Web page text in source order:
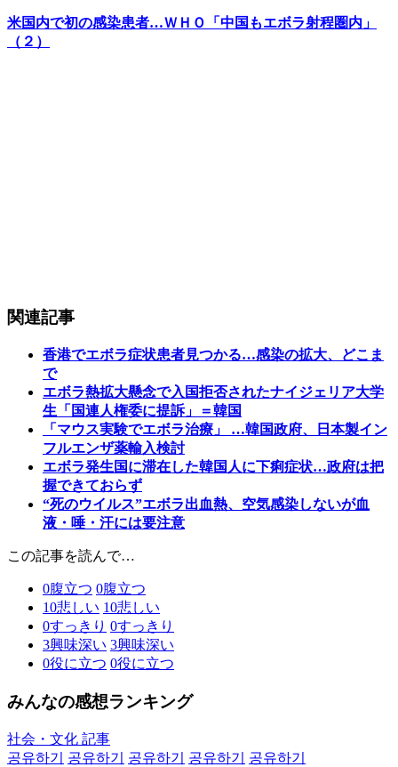
米国内で初の感染患者…ＷＨＯ「中国もエボラ射程圏内」
（２）
関連記事
香港でエボラ症状患者見つかる…感染の拡大、どこま
で
エボラ熱拡大懸念で入国拒否されたナイジェリア大学
生「国連人権委に提訴」＝韓国
「マウス実験でエボラ治療」 …韓国政府、日本製イン
フルエンザ薬輸入検討
エボラ発生国に滞在した韓国人に下痢症状…政府は把
握できておらず
“死のウイルス”エボラ出血熱、空気感染しないが血
液・唾・汗には要注意
この記事を読んで…
0腹立つ 0腹立つ
10悲しい 10悲しい
0すっきり 0すっきり
3興味深い 3興味深い
0役に立つ 0役に立つ
みんなの感想ランキング
社会・文化 記事
공유하기
공유하기 공유하기 공유하기
공유하기